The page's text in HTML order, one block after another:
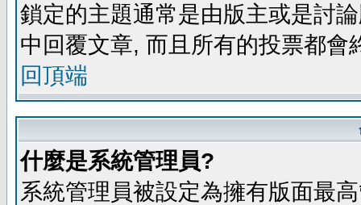
鎖定的主題通常是由版主或是討
中回覆文章, 而且所有的投票都
回頂端
什麼是系統管理員?
系統管理員被設定為擁有版面最